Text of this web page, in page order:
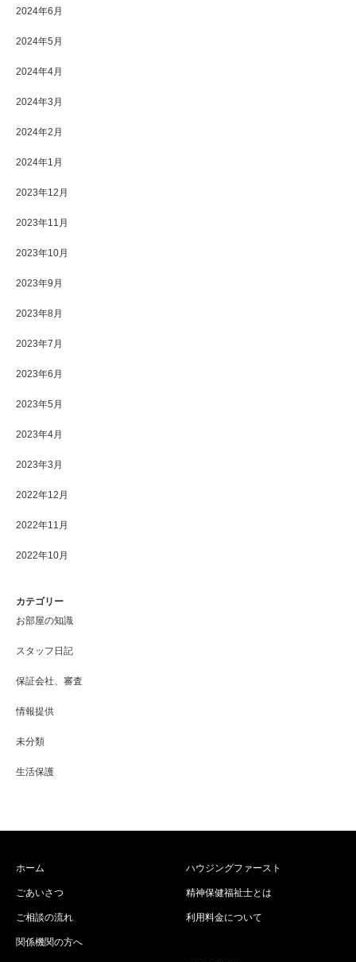
2024年6月
2024年5月
2024年4月
2024年3月
2024年2月
2024年1月
2023年12月
2023年11月
2023年10月
2023年9月
2023年8月
2023年7月
2023年6月
2023年5月
2023年4月
2023年3月
2022年12月
2022年11月
2022年10月
カテゴリー
お部屋の知識
スタッフ日記
保証会社、審査
情報提供
未分類
生活保護
ホーム
ごあいさつ
ご相談の流れ
関係機関の方へ
ハウジングファースト
精神保健福祉士とは
利用料金について